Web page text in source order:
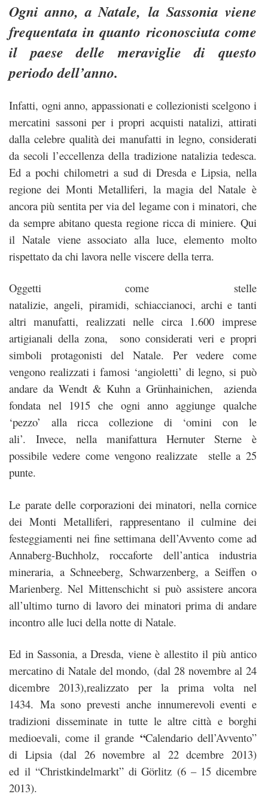
Ogni anno, a Natale, la Sassonia viene
frequentata in quanto riconosciuta come
il paese delle meraviglie di questo
periodo dell’anno.
Infatti, ogni anno, appassionati e collezionisti scelgono i
mercatini sassoni per i propri acquisti natalizi, attirati
dalla celebre qualità dei manufatti in legno, considerati
da secoli l’eccellenza della tradizione natalizia tedesca.
Ed a pochi chilometri a sud di Dresda e Lipsia, nella
regione dei Monti Metalliferi, la magia del Natale è
ancora più sentita per via del legame con i minatori, che
da sempre abitano questa regione ricca di miniere. Qui
il Natale viene associato alla luce, elemento molto
rispettato da chi lavora nelle viscere della terra.
Oggetti come stelle
natalizie, angeli, piramidi, schiaccianoci, archi e tanti
altri manufatti, realizzati nelle circa 1.600 imprese
artigianali della zona, sono considerati veri e propri
simboli protagonisti del Natale. Per vedere come
vengono realizzati i famosi ‘angioletti’ di legno, si può
andare da Wendt & Kuhn a Grünhainichen, azienda
fondata nel 1915 che ogni anno aggiunge qualche
‘pezzo’ alla ricca collezione di ‘omini con le
ali’. Invece, nella manifattura Hernuter Sterne è
possibile vedere come vengono realizzate stelle a 25
punte.
Le parate delle corporazioni dei minatori, nella cornice
dei Monti Metalliferi, rappresentano il culmine dei
festeggiamenti nei fine settimana dell’Avvento come ad
Annaberg-Buchholz, roccaforte dell’antica industria
mineraria, a Schneeberg, Schwarzenberg, a Seiffen o
Marienberg. Nel Mittenschicht si può assistere ancora
all’ultimo turno di lavoro dei minatori prima di andare
incontro alle luci della notte di Natale.
Ed in Sassonia, a Dresda, viene è allestito il più antico
mercatino di Natale del mondo, (dal 28 novembre al 24
dicembre 2013),realizzato per la prima volta nel
1434. Ma sono prevesti anche innumerevoli eventi e
tradizioni disseminate in tutte le altre città e borghi
medioevali, come il grande “Calendario dell’Avvento”
di Lipsia (dal 26 novembre al 22 dcembre 2013)
ed il “Christkindelmarkt” di Görlitz (6 – 15 dicembre
2013).